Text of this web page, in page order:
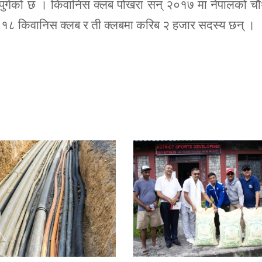
छ । किवानिस क्लब पोखरा सन् २०१७ मा नेपालको
किवानिस क्लब र ती क्लबमा करिब २ हजार सदस्य छन् ।